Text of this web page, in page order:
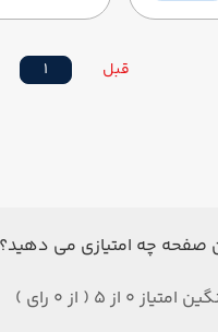
قبل 1
صفحه چه امتیازی می دهید؟
0 از 5 ( از 0 رای )